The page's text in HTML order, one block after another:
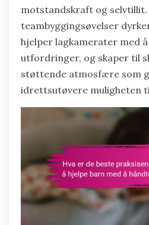
motstandskraft og selvtillit.
teambyggingsøvelser
hjelper lagkamerater med
utfordringer, og skaper til
støttende atmosfære som
idrettsutøvere muligheten